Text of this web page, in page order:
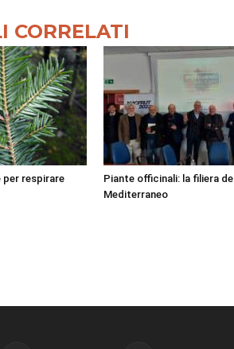
CORRELATI
per respirare
Piante officinali: la filiera del
Mediterraneo